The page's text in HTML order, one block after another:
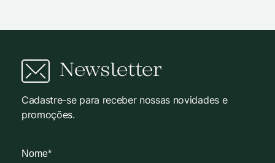
Newsletter
Cadastre-se para receber nossas novidades e
promoções.